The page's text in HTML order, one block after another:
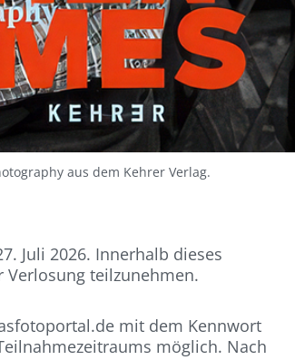
aus dem Kehrer Verlag.
Juli 2026. Innerhalb dieses
teilzunehmen.
mit dem Kennwort
möglich. Nach